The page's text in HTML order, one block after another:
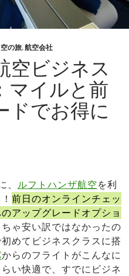
空の旅,航空会社
空ビジネス
マイルと前
ドでお得に
、 ルフトハンザ航空を利
前日のオンラインチェッ
アップグレードオプショ
ゃ安い訳ではなかったの
めてビジネスクラスに搭
からのフライトがこんなに
い快適で、すでにビジネ